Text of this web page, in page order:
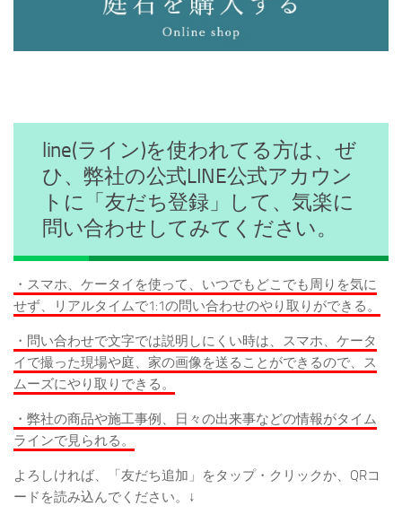
line(ライン)を使われてる方は、ぜ
ひ、弊社の公式LINE公式アカウン
トに「友だち登録」して、気楽に
問い合わせしてみてください。
・スマホ、ケータイを使って、いつでもどこでも周りを気に
せず、リアルタイムで1:1の問い合わせのやり取りができる。
・問い合わせで文字では説明しにくい時は、スマホ、ケータ
イで撮った現場や庭、家の画像を送ることができるので、ス
ムーズにやり取りできる。
・弊社の商品や施工事例、日々の出来事などの情報がタイム
ラインで見られる。
よろしければ、「友だち追加」をタップ・クリックか、QRコ
ードを読み込んでください。↓